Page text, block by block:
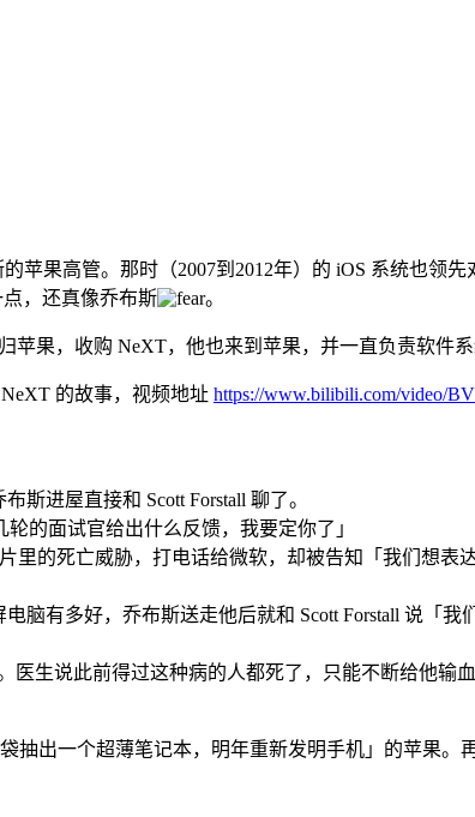
苹果高管。那时（2007到2012年）的 iOS 系统也领
，还真像乔布斯
。
苹果，收购 NeXT，他也来到苹果，并一直负责软件系
的故事，视频地址 https://www.bilibili.com/video/
进屋直接和 Scott Forstall 聊了。
轮的面试官给出什么反馈，我要定你了」
里的死亡威胁，打电话给微软，却被告知「我们想
脑有多好，乔布斯送走他后就和 Scott Forstall 说「
医生说此前得过这种病的人都死了，只能不断给他输
抽出一个超薄笔记本，明年重新发明手机」的苹果。